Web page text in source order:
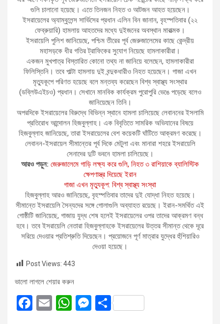
গুলি চালানো হয়েছে। এতে তিনজন নিহত ও আটজন আহত হয়েছেন।
ইসরায়েলের অ্যাম্বুলেন্স সার্ভিসের প্রধান এলিন বিন জানান, বৃহস্পতিবার (২২
ফেব্রুয়ারি) হামলায় আহতদের মধ্যে দুইজনের অবস্থান মারাত্মক।
ইসরায়েলি পুলিশ জানিয়েছে, পশ্চিম তীরের পূর্ব জেরুজালেমের কাছে কেন্দ্রীয়
মহাসড়কে ধীর গতির ট্রাফিকের সুযোগ নিয়েছে হামলাকারীরা।
একজন মুখপাত্র বিস্তারিত কোনো তথ্য না জানিয়ে বলেছেন, হামলাকারীরা
ফিলিস্তিনি। তবে পাল্টা হামলায় দুই বন্দুকধারীও নিহত হয়েছেন। গাজা এখন
মৃত্যুকূপে পরিণত হয়েছে বলে মন্তব্য করেছেন বিশ্ব স্বাস্থ্য সংস্থার
(ডব্লিউএইচও) প্রধান। সেখানে মানবিক কার্যক্রম পুরোপুরি ভেঙে পড়েছে বলেও
জানিয়েছেন তিনি।
অপরদিকে ইসরায়েলের বিরুদ্ধে বিভিন্ন স্থানে হামলা চালিয়েছে লেবাননের ইসলামি
প্রতিরোধ আন্দোলন হিজবুল্লাহ। এক বিবৃতিতে সামরিক অভিযানের বিষয়ে
হিজবুল্লাহ জানিয়েছে, তারা ইসরায়েলের বেশ কয়েকটি ঘাঁটিতে আক্রমণ করেছে।
লেবানন-ইসরায়েল সীমান্তের পূর্ব দিকে মেটুলা এবং মানারা শহরে ইসরায়েলি
সেনাদের দুটি ভবনে হামলা চালিয়েছে।
আরও পড়ুন: জেরুজালেমে গাড়ি লক্ষ্য করে গুলি, নিহত ৩ রাশিয়াকে ব্যালিস্টিক
ক্ষেপণাস্ত্র দিয়েছে ইরান
গাজা এখন মৃত্যুকূপ: বিশ্ব স্বাস্থ্য সংস্থা
হিজবুল্লাহ আরও জানিয়েছে, বৃহস্পতিবার তাদের দুই যোদ্ধা নিহত হয়েছে।
সীমান্তে ইসরায়েলি সৈন্যদের সঙ্গে গোলাগুলি অব্যাহত রয়েছে। ইরান-সমর্থিত এই
গোষ্ঠীটি জানিয়েছে, গাজায় যুদ্ধ শেষ হলেই ইসরায়েলের ওপর তাদের আক্রমণ বন্ধ
হবে। তবে ইসরায়েলি নেতারা হিজবুল্লাহকে ইসরায়েলের উত্তর সীমান্ত থেকে দূরে
সরিয়ে দেওয়ার প্রতিশ্রুতি দিয়েছেন। প্রয়োজনে পূর্ণ মাত্রার যুদ্ধের হুঁশিয়ারিও
দেওয়া হয়েছে।
Post Views: 443
ভালো লাগলে শেয়ার করুন
F
E
W M S